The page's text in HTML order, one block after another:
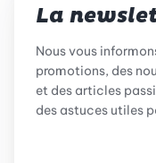
La
Nous vous
promotions, des
et des articles
des astuces utiles